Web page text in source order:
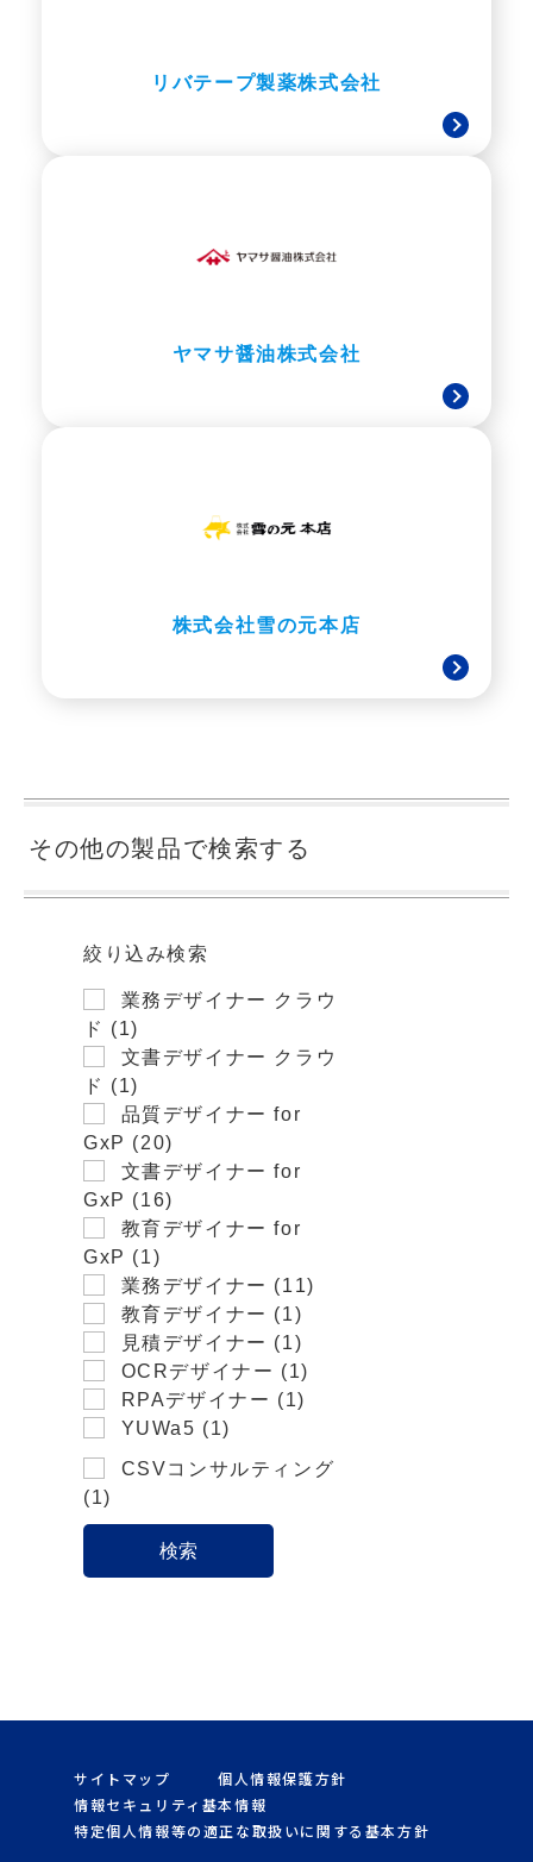
リバテープ製薬株式会社
ヤマサ醤油株式会社
株式会社雪の元本店
その他の製品で検索する
絞り込み検索
業務デザイナー クラウ
ド (1)
文書デザイナー クラウ
ド (1)
品質デザイナー for
GxP (20)
文書デザイナー for
GxP (16)
教育デザイナー for
GxP (1)
業務デザイナー (11)
教育デザイナー (1)
見積デザイナー (1)
OCRデザイナー (1)
RPAデザイナー (1)
YUWa5 (1)
CSVコンサルティング
(1)
サイトマップ
個人情報保護方針
情報セキュリティ基本情報
特定個人情報等の適正な取扱いに関する基本方針